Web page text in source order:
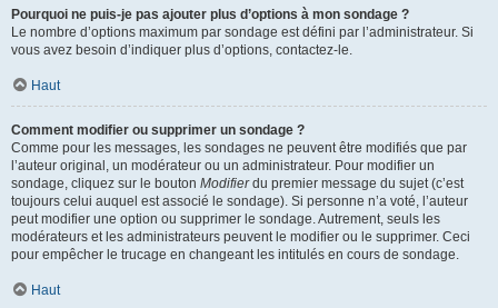
Pourquoi ne puis-je pas ajouter plus d’options à mon sondage ?
Le nombre d’options maximum par sondage est défini par l’administrateur. Si
vous avez besoin d’indiquer plus d’options, contactez-le.
Haut
Comment modifier ou supprimer un sondage ?
Comme pour les messages, les sondages ne peuvent être modifiés que par
l’auteur original, un modérateur ou un administrateur. Pour modifier un
sondage, cliquez sur le bouton Modifierdu premier message du sujet (c’est
toujours celui auquel est associé le sondage). Si personne n’a voté, l’auteur
peut modifier une option ou supprimer le sondage. Autrement, seuls les
modérateurs et les administrateurs peuvent le modifier ou le supprimer. Ceci
pour empêcher le trucage en changeant les intitulés en cours de sondage.
Haut